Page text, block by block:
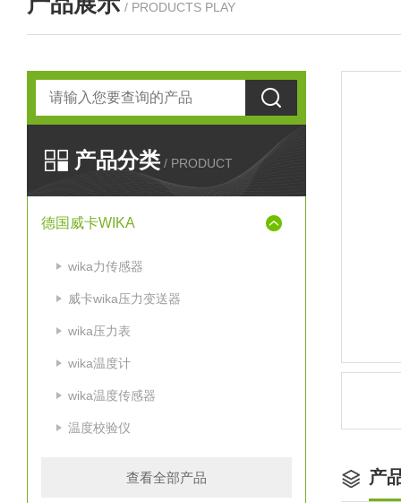
/ PRODUCTS PLAY
产品分类 / PRODUCT
德国威卡WIKA
wika力传感器
威卡wika压力变送器
wika压力表
wika温度计
wika温度传感器
温度校验仪
查看全部产品 产